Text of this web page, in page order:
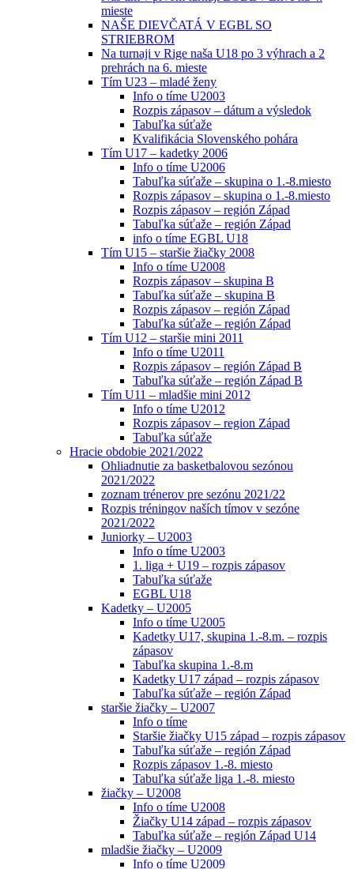
mieste
NAŠE DIEVČATÁ V EGBL SO
STRIEBROM
Na turnaji v Rige naša U18 po 3 výhrach a 2
prehrách na 6. mieste
Tím U23 – mladé ženy
Info o tíme U2003
Rozpis zápasov – dátum a výsledok
Tabuľka súťaže
Kvalifikácia Slovenského pohára
Tím U17 – kadetky 2006
Info o tíme U2006
Tabuľka súťaže – skupina o 1.-8.miesto
Rozpis zápasov – skupina o 1.-8.miesto
Rozpis zápasov – región Západ
Tabuľka súťaže – región Západ
info o tíme EGBL U18
Tím U15 – staršie žiačky 2008
Info o tíme U2008
Rozpis zápasov – skupina B
Tabuľka súťaže – skupina B
Rozpis zápasov – región Západ
Tabuľka súťaže – región Západ
Tím U12 – staršie mini 2011
Info o tíme U2011
Rozpis zápasov – región Západ B
Tabuľka súťaže – región Západ B
Tím U11 – mladšie mini 2012
Info o tíme U2012
Rozpis zápasov – region Západ
Tabuľka súťaže
Hracie obdobie 2021/2022
Ohliadnutie za basketbalovou sezónou
2021/2022
zoznam trénerov pre sezónu 2021/22
Rozpis tréningov naších tímov v sezóne
2021/2022
Juniorky – U2003
Info o tíme U2003
1. liga + U19 – rozpis zápasov
Tabuľka súťaže
EGBL U18
Kadetky – U2005
Info o tíme U2005
Kadetky U17, skupina 1.-8.m. – rozpis
zápasov
Tabuľka skupina 1.-8.m
Kadetky U17 západ – rozpis zápasov
Tabuľka súťaže – región Západ
staršie žiačky – U2007
Info o tíme
Staršie žiačky U15 západ – rozpis zápasov
Tabuľka súťaže – región Západ
Rozpis zápasov 1.-8. miesto
Tabuľka súťaže liga 1.-8. miesto
žiačky – U2008
Info o tíme U2008
Žiačky U14 západ – rozpis zápasov
Tabuľka súťaže – región Západ U14
mladšie žiačky – U2009
Info o tíme U2009